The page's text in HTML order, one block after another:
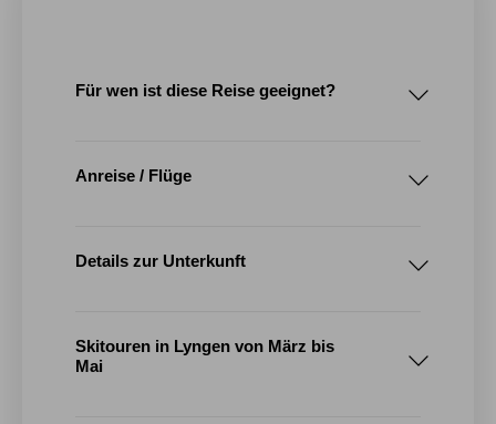
Für wen ist diese Reise geeignet?
Anreise / Flüge
Details zur Unterkunft
Skitouren in Lyngen von März bis
Mai